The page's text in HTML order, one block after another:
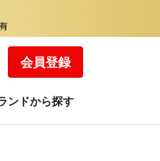
会員登録
ンドから探す